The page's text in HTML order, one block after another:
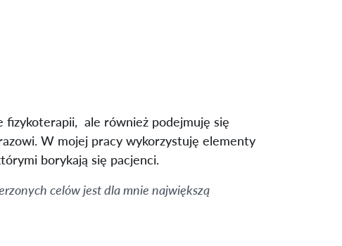
fizykoterapii, ale również podejmuję się
W mojej pracy wykorzystuję elementy
borykają się pacjenci.
celów jest dla mnie największą